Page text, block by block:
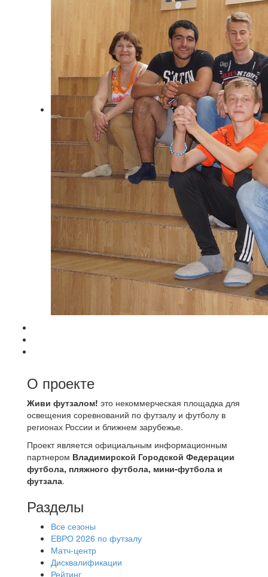
О проекте
Живи футзалом! это некоммерческая площадка для
освещения соревнований по футзалу и футболу в
регионах России и ближнем зарубежье.
Проект является официальным информационным
партнером Владимирской Городской Федерации
футбола, пляжного футбола, мини-футбола и
футзала.
Разделы
Все сезоны
ЕВРО 2026 по футзалу
Матч-центр
Дисквалификации
Рейтинг